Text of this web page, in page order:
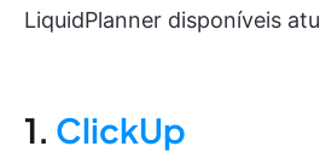
LiquidPlanner disponíveis
1. ClickUp